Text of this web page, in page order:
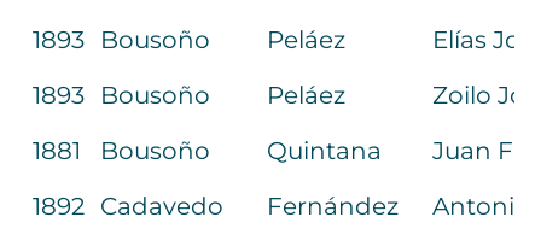
1893
Bousoño Peláez
Elías
1893
Bousoño Peláez
Zoilo
1881
Bousoño Quintana
Juan
1892 Cadavedo Fernández
Antonio